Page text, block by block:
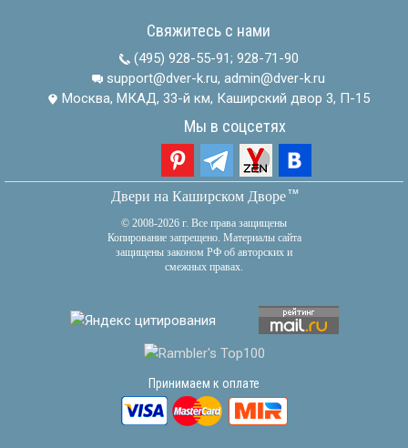
Свяжитесь с нами
(495) 928-55-91; 928-71-90
support@dver-k.ru, admin@dver-k.ru
Москва, МКАД, 33-й км, Каширский двор 3, П-15
Мы в соцсетях
Двери на Каширском Дворетм
© 2008-2026 г. Все права защищены
Копирование запрещено. Материалы сайта
защищены законом РФ об авторских и
смежных правах.
Принимаем к оплате